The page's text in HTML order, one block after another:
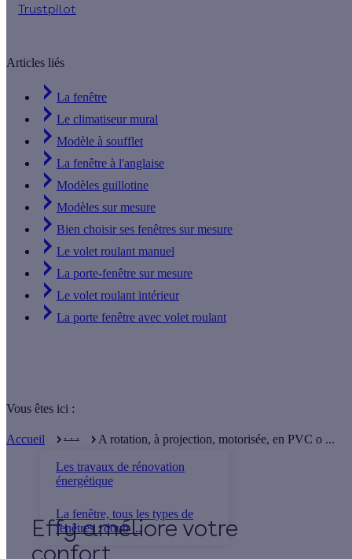
Trustpilot
Articles liés
La fenêtre
Le climatiseur mural
Modèle à soufflet
La fenêtre à l'anglaise
Modèles guillotine
Modèles sur mesure
Bien choisir ses fenêtres sur mesure
Le volet roulant manuel
La porte-fenêtre sur mesure
Le volet roulant intérieur
La porte fenêtre avec volet roulant
Vous êtes ici :
Accueil . . .
Les travaux de rénovation
énergétique
La fenêtre, tous les types de
fenêtres : doub ...
A rotation, à projection, motorisée, en PVC o ...
Effy